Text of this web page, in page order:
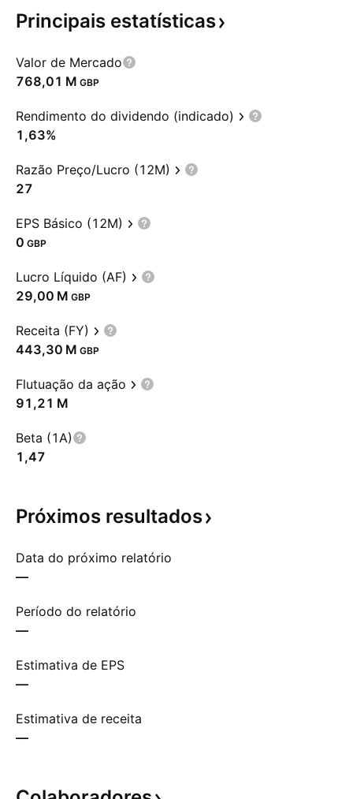
Principais estatísticas
Valor de Mercado
‪768,01 M‬ GBP
Rendimento do dividendo (indicado)
1,63%
Razão Preço/Lucro (12M)
27
EPS Básico (12M)
0 GBP
Lucro Líquido (AF)
‪29,00 M‬ GBP
Receita (FY)
‪443,30 M‬ GBP
Flutuação da ação
‪91,21 M‬
Beta (1A)
1,47
Próximos resultados
Data do próximo relatório
—
Período do relatório
—
Estimativa de EPS
—
Estimativa de receita
—